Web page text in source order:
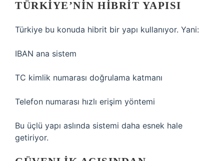
TÜRKIYE’NIN HIBRIT YAPISI
Türkiye bu konuda hibrit bir yapı kullanıyor. Yani:
IBAN ana sistem
TC kimlik numarası doğrulama katmanı
Telefon numarası hızlı erişim yöntemi
Bu üçlü yapı aslında sistemi daha esnek hale
getiriyor.